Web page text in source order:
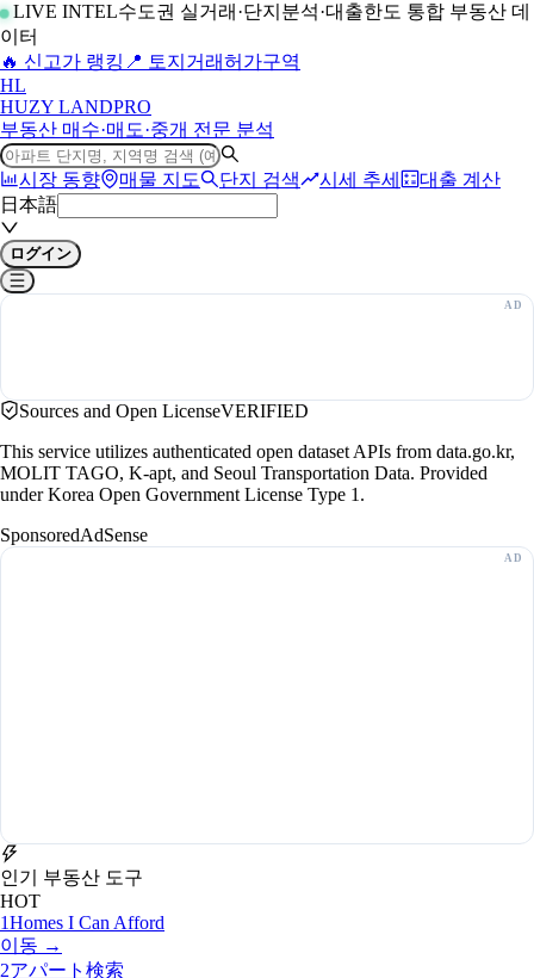
LIVE INTEL수도권 실거래·단지분석·대출한도 통합 부동산 데
이터
🔥 신고가 랭킹 📍 토지거래허가구역
HL
HUZY LANDPRO
부동산 매수·매도·중개 전문 분석
시장 동향 매물 지도 단지 검색 시세 추세
대출 계산
日本語
ログイン
Sources and Open LicenseVERIFIED
This service utilizes authenticated open dataset APIs from data.go.kr,
MOLIT TAGO, K-apt, and Seoul Transportation Data. Provided
under Korea Open Government License Type 1.
SponsoredAdSense
인기 부동산 도구
HOT
1Homes I Can Afford
이동 →
2アパート検索